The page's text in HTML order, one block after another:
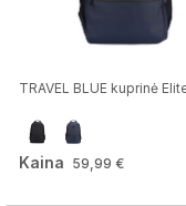
TRAVEL BLUE kuprinė
Kaina 59,99 €